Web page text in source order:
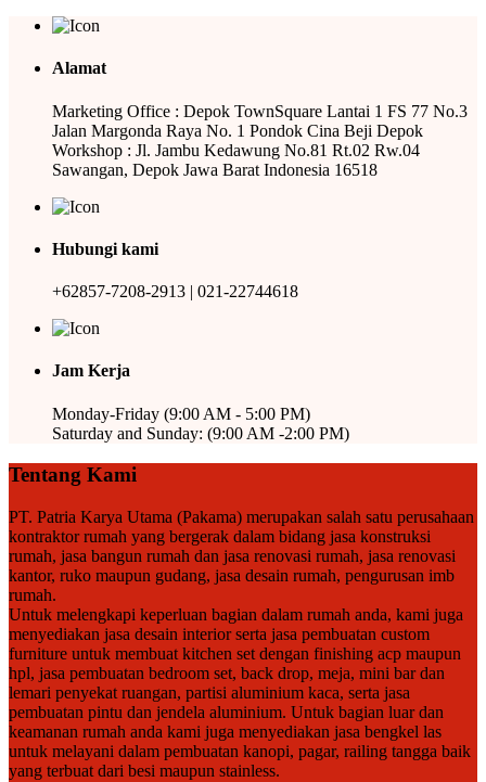
Alamat
Marketing Office : Depok TownSquare Lantai 1 FS 77 No.3
Jalan Margonda Raya No. 1 Pondok Cina Beji Depok
Workshop : Jl. Jambu Kedawung No.81 Rt.02 Rw.04
Sawangan, Depok Jawa Barat Indonesia 16518
Hubungi kami
+62857-7208-2913 | 021-22744618
Jam Kerja
Monday-Friday (9:00 AM - 5:00 PM)
Saturday and Sunday: (9:00 AM -2:00 PM)
Tentang Kami
PT. Patria Karya Utama (Pakama) merupakan salah satu perusahaan
kontraktor rumah yang bergerak dalam bidang jasa konstruksi
rumah, jasa bangun rumah dan jasa renovasi rumah, jasa renovasi
kantor, ruko maupun gudang, jasa desain rumah, pengurusan imb
rumah.
Untuk melengkapi keperluan bagian dalam rumah anda, kami juga
menyediakan jasa desain interior serta jasa pembuatan custom
furniture untuk membuat kitchen set dengan finishing acp maupun
hpl, jasa pembuatan bedroom set, back drop, meja, mini bar dan
lemari penyekat ruangan, partisi aluminium kaca, serta jasa
pembuatan pintu dan jendela aluminium. Untuk bagian luar dan
keamanan rumah anda kami juga menyediakan jasa bengkel las
untuk melayani dalam pembuatan kanopi, pagar, railing tangga baik
yang terbuat dari besi maupun stainless.